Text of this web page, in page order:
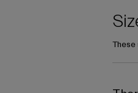
These